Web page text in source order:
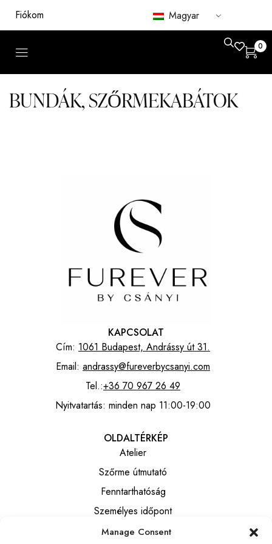
Manage Consent
Fiókom Magyar
0
BUNDÁK, SZŐRMEKABÁTOK
KAPCSOLAT
Cím: 1061 Budapest, Andrássy út 31.
Email: andrassy@fureverbycsanyi.com
Tel.:+36 70 967 26 49
Nyitvatartás: minden nap 11:00-19:00
OLDALTÉRKÉP
Atelier
Szőrme útmutató
Fenntarthatóság
Személyes időpont